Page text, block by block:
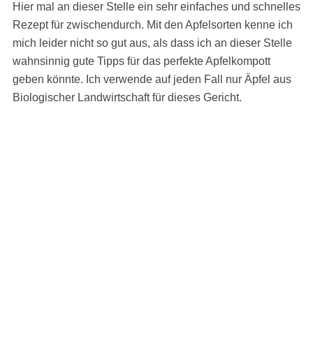
Hier mal an dieser Stelle ein sehr einfaches und schnelles
Rezept für zwischendurch. Mit den Apfelsorten kenne ich
mich leider nicht so gut aus, als dass ich an dieser Stelle
wahnsinnig gute Tipps für das perfekte Apfelkompott
geben könnte. Ich verwende auf jeden Fall nur Äpfel aus
Biologischer Landwirtschaft für dieses Gericht.